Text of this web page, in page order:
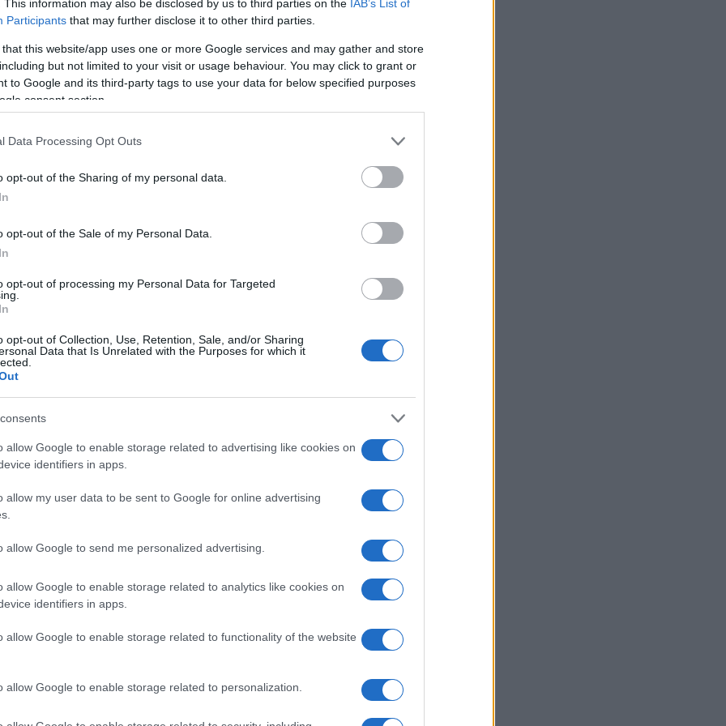
This information may also be disclosed by us to third parties on the IAB’s List of
Participants that may further disclose it to other third parties.
that this website/app uses one or more Google services and may gather and store
but not limited to your visit or usage behaviour. You may click to grant or
to Google and its third-party tags to use your data for below specified purposes
consent section.
Data Processing Opt Outs
opt-out of the Sharing of my personal data.
opt-out of the Sale of my Personal Data.
opt-out of processing my Personal Data for Targeted
opt-out of Collection, Use, Retention, Sale, and/or Sharing
Data that Is Unrelated with the Purposes for which it
allow Google to enable storage related to advertising like cookies on
identifiers in apps.
allow my user data to be sent to Google for online advertising
allow Google to send me personalized advertising.
allow Google to enable storage related to analytics like cookies on
identifiers in apps.
allow Google to enable storage related to functionality of the website
allow Google to enable storage related to personalization.
Όλα όσα πρέπει να ξέρετε
μέσα από 12 Q&A
Άνοιξε η πλατφόρμα του
προγράμματος «Νταντάδες της
Γειτονιάς», δίνοντας τη
δυνατότητα στους γονείς να
για τη φροντίδα βρεφών και
03/06/2026 - 10:28
Ανοίγει σήμερα η πλατφόρμα
για αιτήσεις – Επιδότηση έως
πλατφόρμα του προγράμματος
«Νταντάδες της Γειτονιάς»,
δίνοντας τη δυνατότητα σε γονείς
παιδιών και να λάβουν οικονομική
μπορεί να φτάνει έως και τα 500
ευρώ μηνιαίως.
18/05/2026 - 22:01
Σκιώδες δίκτυο εκβιασμών και